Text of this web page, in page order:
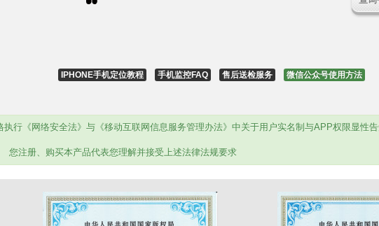
IPHONE手机定位教程 手机监控FAQ 售后送检服务 微信公众号使用方法
行《网络安全法》与《移动互联网信息服务管理办法》中关于用户实名制与APP权限显性告
您注册、购买本产品代表您理解并接受上述法律法规要求